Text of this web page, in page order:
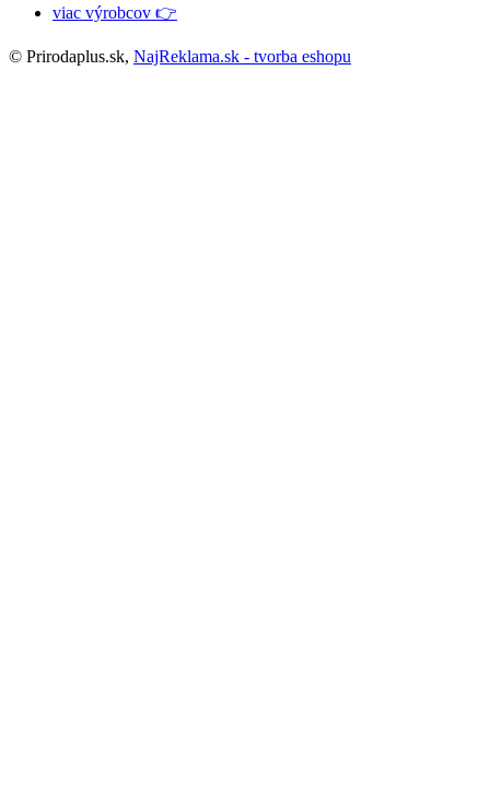
viac výrobcov 👉
© Prirodaplus.sk, NajReklama.sk - tvorba eshopu